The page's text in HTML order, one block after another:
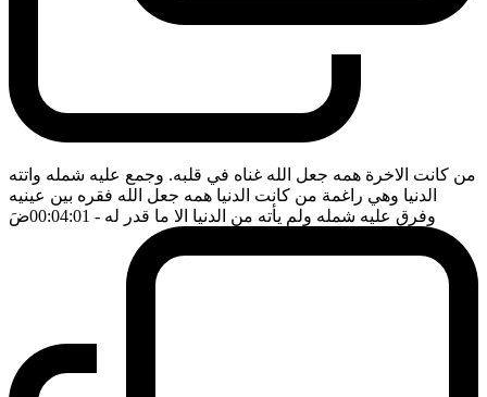
من كانت الاخرة همه جعل الله غناه في قلبه. وجمع عليه شمله واتته
الدنيا وهي راغمة من كانت الدنيا همه جعل الله فقره بين عينيه
وفرق عليه شمله ولم يأته من الدنيا الا ما قدر له - 00:04:01 ضَ